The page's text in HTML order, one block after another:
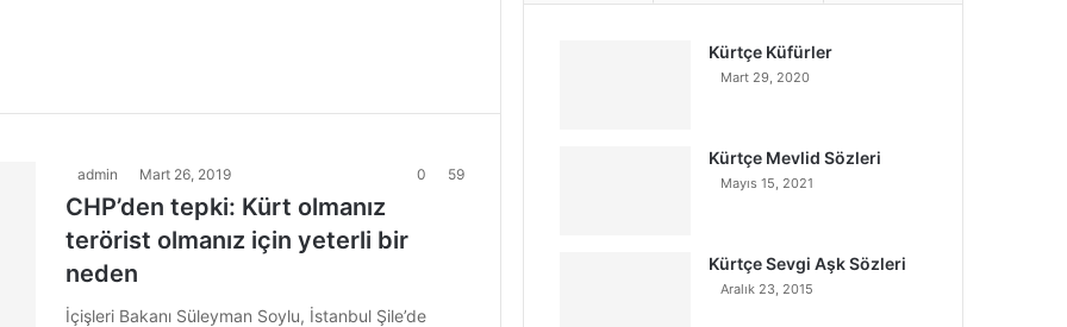
admin Mart 26, 2019 0 59
CHP’den tepki: Kürt olmanız
terörist olmanız için yeterli bir
neden
İçişleri Bakanı Süleyman Soylu, İstanbul Şile’de
Kürtçe Küfürler
Mart 29, 2020
Kürtçe Mevlid Sözleri
Mayıs 15, 2021
Kürtçe Sevgi Aşk Sözleri
Aralık 23, 2015